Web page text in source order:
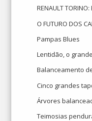
RENAULT
O FUTURO DOS
Pampas Blues
Lentidão, o
Balanceamento
Cinco grandes
Árvores
Teimosias